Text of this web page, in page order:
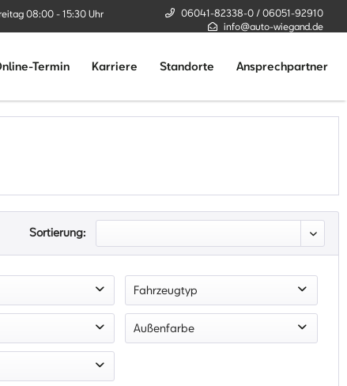
08:00 - 15:30 Uhr
06041-82338-0 / 06051-92910
info@auto-wiegand.de
Termin Karriere Standorte Ansprechpartner
Sortierung:
Fahrzeugtyp
SmallCar
Außenfarbe